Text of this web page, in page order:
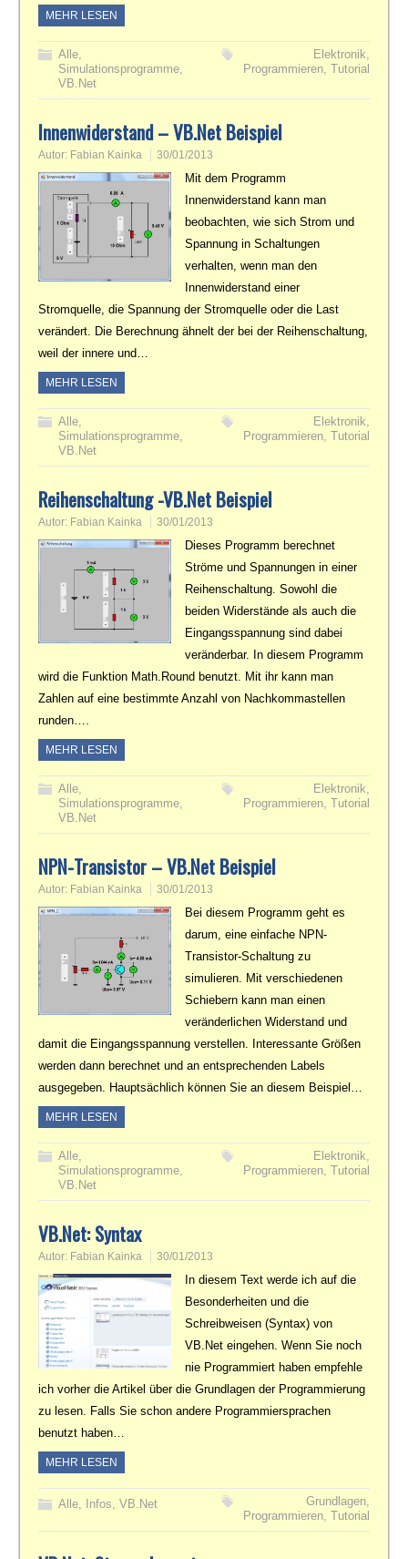
MEHR LESEN
Alle,
Simulationsprogramme,
VB.Net
Elektronik,
Programmieren, Tutorial
Innenwiderstand – VB.Net Beispiel
Autor: Fabian Kainka 30/01/2013
Mit dem Programm
Innenwiderstand kann man
beobachten, wie sich Strom und
Spannung in Schaltungen
verhalten, wenn man den
Innenwiderstand einer
Stromquelle, die Spannung der Stromquelle oder die Last
verändert. Die Berechnung ähnelt der bei der Reihenschaltung,
weil der innere und…
MEHR LESEN
Alle,
Simulationsprogramme,
VB.Net
Elektronik,
Programmieren, Tutorial
Reihenschaltung -VB.Net Beispiel
Autor: Fabian Kainka 30/01/2013
Dieses Programm berechnet
Ströme und Spannungen in einer
Reihenschaltung. Sowohl die
beiden Widerstände als auch die
Eingangsspannung sind dabei
veränderbar. In diesem Programm
wird die Funktion Math.Round benutzt. Mit ihr kann man
Zahlen auf eine bestimmte Anzahl von Nachkommastellen
runden….
MEHR LESEN
Alle,
Simulationsprogramme,
VB.Net
Elektronik,
Programmieren, Tutorial
NPN-Transistor – VB.Net Beispiel
Autor: Fabian Kainka 30/01/2013
Bei diesem Programm geht es
darum, eine einfache NPN-
Transistor-Schaltung zu
simulieren. Mit verschiedenen
Schiebern kann man einen
veränderlichen Widerstand und
damit die Eingangsspannung verstellen. Interessante Größen
werden dann berechnet und an entsprechenden Labels
ausgegeben. Hauptsächlich können Sie an diesem Beispiel…
MEHR LESEN
Alle,
Simulationsprogramme,
VB.Net
Elektronik,
Programmieren, Tutorial
VB.Net: Syntax
Autor: Fabian Kainka 30/01/2013
In diesem Text werde ich auf die
Besonderheiten und die
Schreibweisen (Syntax) von
VB.Net eingehen. Wenn Sie noch
nie Programmiert haben empfehle
ich vorher die Artikel über die Grundlagen der Programmierung
zu lesen. Falls Sie schon andere Programmiersprachen
benutzt haben…
MEHR LESEN
Alle, Infos,VB.Net Grundlagen,
Programmieren, Tutorial